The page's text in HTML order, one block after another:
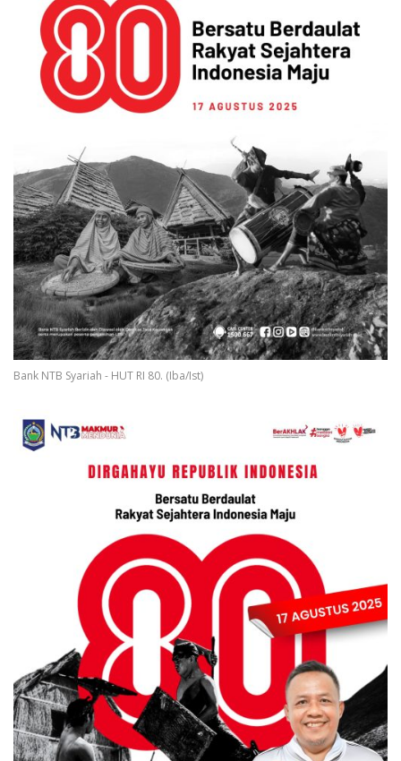
Bank NTB Syariah - HUT RI 80. (Iba/Ist)